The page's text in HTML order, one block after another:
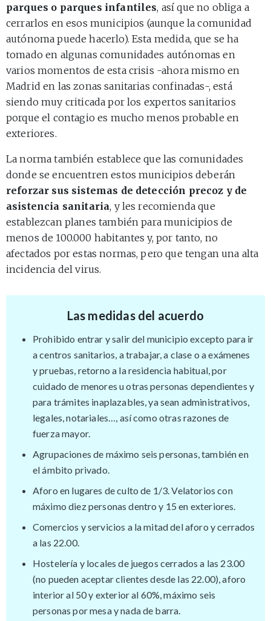
parques o parques infantiles, así que no obliga a
cerrarlos en esos municipios (aunque la comunidad
autónoma puede hacerlo). Esta medida, que se ha
tomado en algunas comunidades autónomas en
varios momentos de esta crisis -ahora mismo en
Madrid en las zonas sanitarias confinadas-, está
siendo muy criticada por los expertos sanitarios
porque el contagio es mucho menos probable en
exteriores.
La norma también establece que las comunidades
donde se encuentren estos municipios deberán
reforzar sus sistemas de detección precoz y de
asistencia sanitaria, y les recomienda que
establezcan planes también para municipios de
menos de 100.000 habitantes y, por tanto, no
afectados por estas normas, pero que tengan una alta
incidencia del virus.
Las medidas del acuerdo
Prohibido entrar y salir del municipio excepto para ir
a centros sanitarios, a trabajar, a clase o a exámenes
y pruebas, retorno a la residencia habitual, por
cuidado de menores u otras personas dependientes y
para trámites inaplazables, ya sean administrativos,
legales, notariales…, así como otras razones de
fuerza mayor.
Agrupaciones de máximo seis personas, también en
el ámbito privado.
Aforo en lugares de culto de 1/3. Velatorios con
máximo diez personas dentro y 15 en exteriores.
Comercios y servicios a la mitad del aforo y cerrados
a las 22.00.
Hostelería y locales de juegos cerrados a las 23.00
(no pueden aceptar clientes desde las 22.00), aforo
interior al 50 y exterior al 60%, máximo seis
personas por mesa y nada de barra.